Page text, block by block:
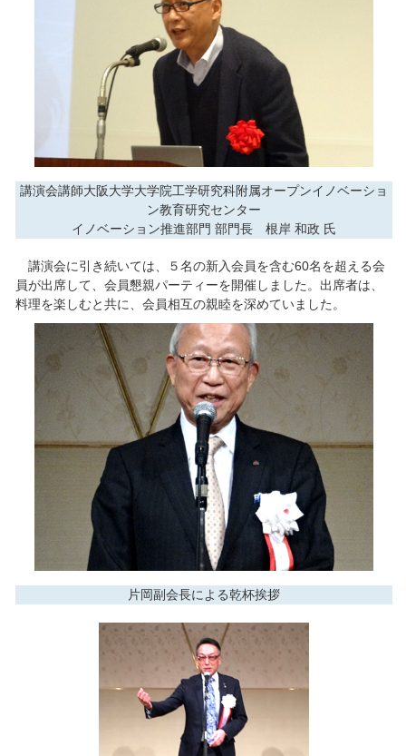
講演会講師大阪大学大学院工学研究科附属オープンイノベーショ
ン教育研究センター
イノベーション推進部門 部門長 根岸 和政 氏
講演会に引き続いては、５名の新入会員を含む60名を超える会
員が出席して、会員懇親パーティーを開催しました。出席者は、
料理を楽しむと共に、会員相互の親睦を深めていました。
片岡副会長による乾杯挨拶